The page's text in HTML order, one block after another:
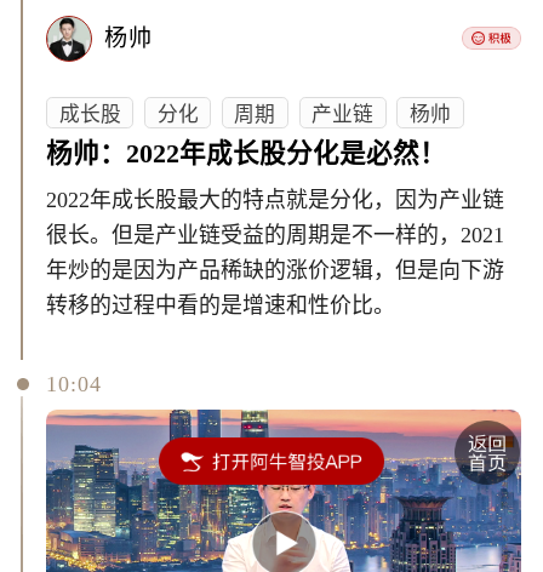
杨帅
成长股 分化 周期 产业链
杨帅
杨帅：2022年成长股分化是必然！
2022年成长股最大的特点就是分化，因为产业链
很长。但是产业链受益的周期是不一样的，2021
年炒的是因为产品稀缺的涨价逻辑，但是向下游
转移的过程中看的是增速和性价比。
10:04